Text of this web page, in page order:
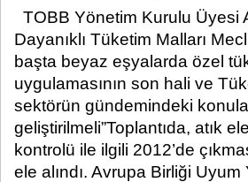
TOBB Yönetim Kurulu Üyesi
Dayanıklı Tüketim Malları
başta beyaz eşyalarda özel
uygulamasının son hali ve
sektörün gündemindeki
geliştirilmeli”Toplantıda, atık
kontrolü ile ilgili 2012’de
ele alındı. Avrupa Birliği